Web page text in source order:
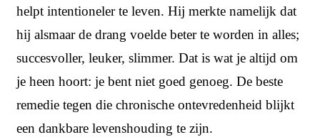
helpt intentioneler te leven. Hij merkte namelijk dat
hij alsmaar de drang voelde beter te worden in alles;
succesvoller, leuker, slimmer. Dat is wat je altijd om
je heen hoort: je bent niet goed genoeg. De beste
remedie tegen die chronische ontevredenheid blijkt
een dankbare levenshouding te zijn.